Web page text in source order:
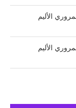
الأليم
الأليم